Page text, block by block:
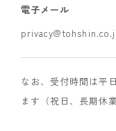
電子メール
なお、受付時間は平
ます（祝日、長期休